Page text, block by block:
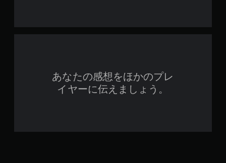
あなたの感想をほかのプレ
イヤーに伝えましょう。